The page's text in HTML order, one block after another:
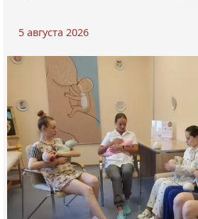
5 августа 2026